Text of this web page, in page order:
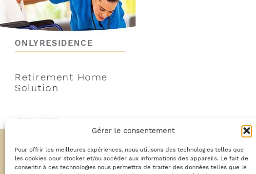
Gérer le consentement
Pour offrir les meilleures expériences, nous utilisons des technologies telles que
les cookies pour stocker et/ou accéder aux informations des appareils. Le fait de
consentir à ces technologies nous permettra de traiter des données telles que le
ONLYRESIDENCE
Retirement Home
Solution
LEARN MORE...